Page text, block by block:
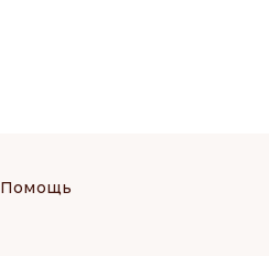
Помощь